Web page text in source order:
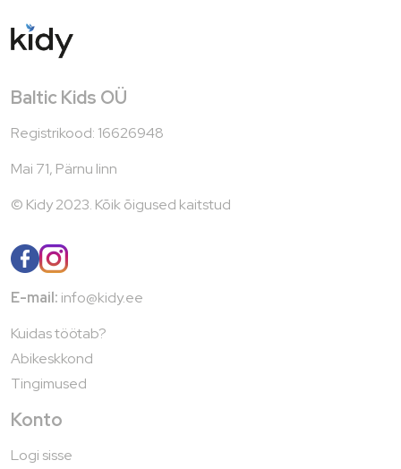
Baltic Kids OÜ
Registrikood: 16626948
Mai 71, Pärnu linn
© Kidy 2023. Kõik õigused kaitstud
E-mail: info@kidy.ee
Kuidas töötab?
Abikeskkond
Tingimused
Konto
Logi sisse